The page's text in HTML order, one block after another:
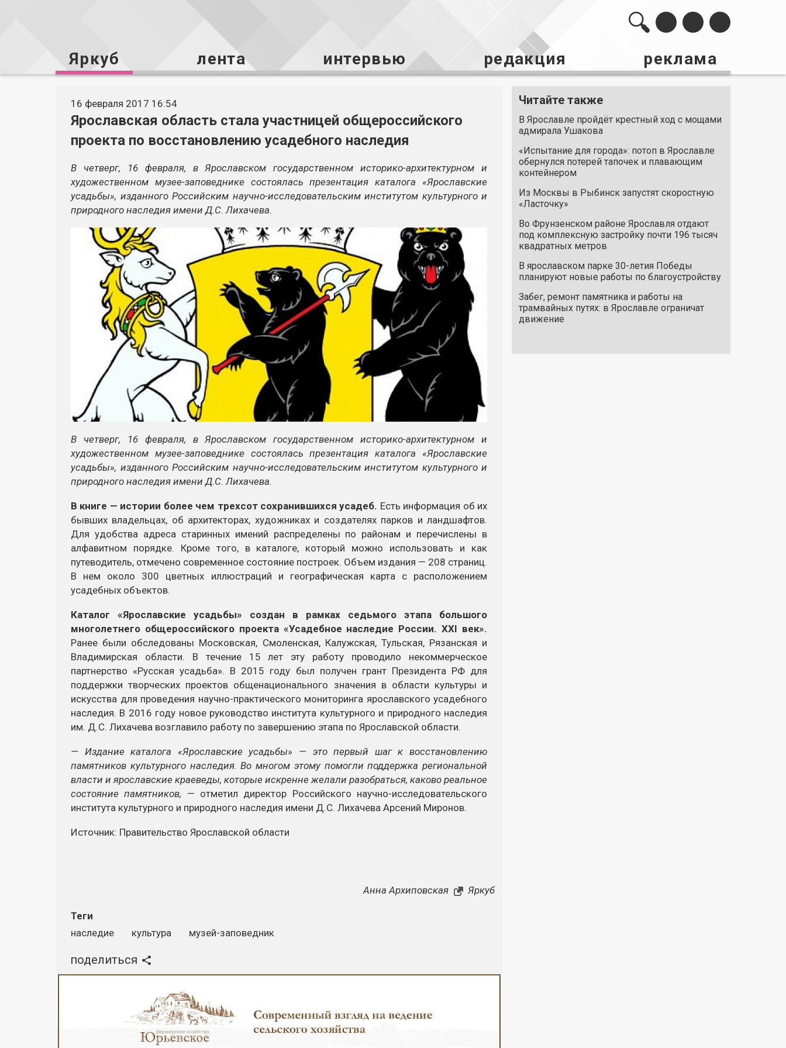
Яркуб лента интервью редакция реклама
16 февраля 2017 16:54
Ярославская область стала участницей общероссийского
проекта по восстановлению усадебного наследия
В четверг, 16 февраля, в Ярославском государственном историко-архитектурном и
художественном музее-заповеднике состоялась презентация каталога «Ярославские
усадьбы», изданного Российским научно-исследовательским институтом культурного и
природного наследия имени Д.С. Лихачева.
В четверг, 16 февраля, в Ярославском государственном историко-архитектурном и
художественном музее-заповеднике состоялась презентация каталога «Ярославские
усадьбы», изданного Российским научно-исследовательским институтом культурного и
природного наследия имени Д.С. Лихачева.
В книге — истории более чем трехсот сохранившихся усадеб. Есть информация об их
бывших владельцах, об архитекторах, художниках и создателях парков и ландшафтов.
Для удобства адреса старинных имений распределены по районам и перечислены в
алфавитном порядке. Кроме того, в каталоге, который можно использовать и как
путеводитель, отмечено современное состояние построек. Объем издания — 208 страниц.
В нем около 300 цветных иллюстраций и географическая карта с расположением
усадебных объектов.
Каталог «Ярославские усадьбы» создан в рамках седьмого этапа большого
многолетнего общероссийского проекта «Усадебное наследие России. XXI век».
Ранее были обследованы Московская, Смоленская, Калужская, Тульская, Рязанская и
Владимирская области. В течение 15 лет эту работу проводило некоммерческое
партнерство «Русская усадьба». В 2015 году был получен грант Президента РФ для
поддержки творческих проектов общенационального значения в области культуры и
искусства для проведения научно-практического мониторинга ярославского усадебного
наследия. В 2016 году новое руководство института культурного и природного наследия
им. Д.С. Лихачева возглавило работу по завершению этапа по Ярославской области.
— Издание каталога «Ярославские усадьбы» — это первый шаг к восстановлению
памятников культурного наследия. Во многом этому помогли поддержка региональной
власти и ярославские краеведы, которые искренне желали разобраться, каково реальное
состояние памятников, — отметил директор Российского научно-исследовательского
института культурного и природного наследия имени Д.С. Лихачева Арсений Миронов.
Источник: Правительство Ярославской области
Анна Архиповская Яркуб
Теги
наследие
культура музей-заповедник
поделиться
Читайте также
В Ярославле пройдёт крестный ход с мощами
адмирала Ушакова
«Испытание для города»: потоп в Ярославле
обернулся потерей тапочек и плавающим
контейнером
Из Москвы в Рыбинск запустят скоростную
«Ласточку»
Во Фрунзенском районе Ярославля отдают
под комплексную застройку почти 196 тысяч
квадратных метров
В ярославском парке 30-летия Победы
планируют новые работы по благоустройству
Забег, ремонт памятника и работы на
трамвайных путях: в Ярославле ограничат
движение